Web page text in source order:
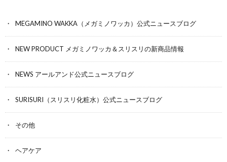
MEGAMINO WAKKA（メガミノワッカ）公式ニュースブログ
NEW PRODUCT メガミノワッカ＆スリスリの新商品情報
NEWS アールアンド公式ニュースブログ
SURISURI（スリスリ化粧水）公式ニュースブログ
その他
ヘアケア